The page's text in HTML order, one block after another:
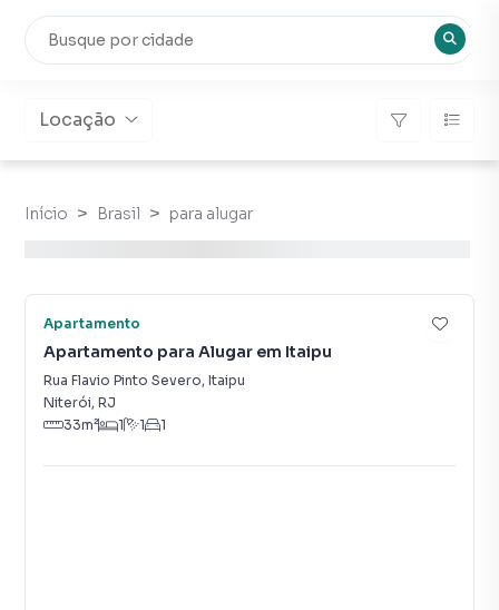
Locação
Início Brasil para alugar
Apartamento
Apartamento para Alugar em Itaipu
Rua Flavio Pinto Severo, Itaipu
Niterói, RJ
33m² 1 1 1